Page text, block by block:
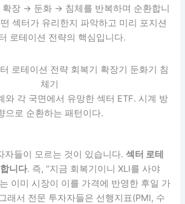
장 → 둔화 → 침체를 반복하며 순환합니
섹터가 유리한지 파악하고 미리 포지션
로테이션 전략의 핵심입니다.
와 각 국면에서 유망한 섹터 ETF. 시계 방
으로 순환하는 패턴이다.
자들이 모르는 것이 있습니다.섹터 로테
니다. 즉, “지금 회복기이니 XLI를 사야
이미 시장이 이를 가격에 반영한 후일 가
래서 전문 투자자들은 선행지표(PMI, 수